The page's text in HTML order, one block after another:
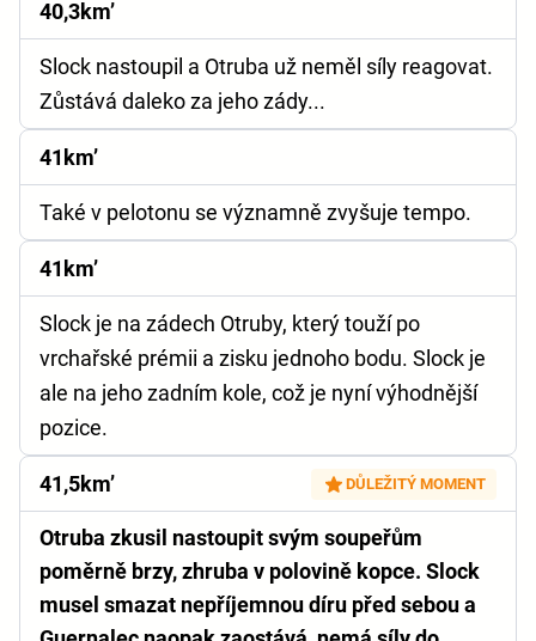
40,3km’
Slock nastoupil a Otruba už neměl síly reagovat.
Zůstává daleko za jeho zády...
41km’
Také v pelotonu se významně zvyšuje tempo.
41km’
Slock je na zádech Otruby, který touží po
vrchařské prémii a zisku jednoho bodu. Slock je
ale na jeho zadním kole, což je nyní výhodnější
pozice.
41,5km’ DŮLEŽITÝ MOMENT
Otruba zkusil nastoupit svým soupeřům
poměrně brzy, zhruba v polovině kopce. Slock
musel smazat nepříjemnou díru před sebou a